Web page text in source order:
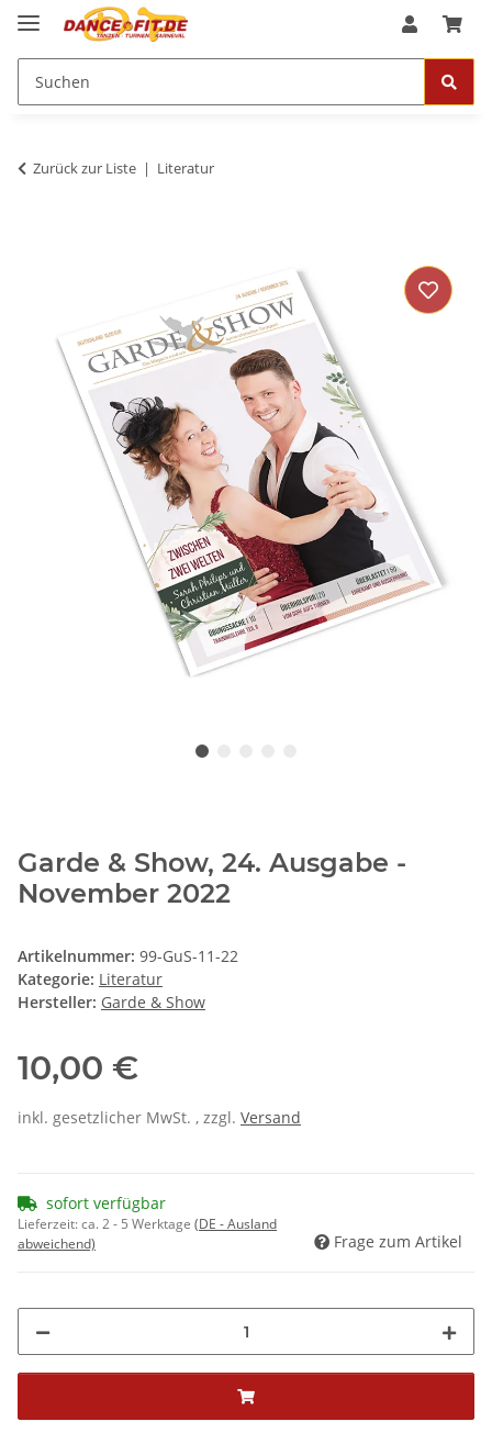
Zurück zur Liste Literatur
Garde & Show, 24. Ausgabe -
November 2022
Artikelnummer: 99-GuS-11-22
Kategorie: Literatur
Hersteller: Garde & Show
10,00 €
inkl. gesetzlicher MwSt. , zzgl. Versand
sofort verfügbar
Lieferzeit:ca. 2 - 5 Werktage (DE - Ausland
abweichend)
Frage zum Artikel